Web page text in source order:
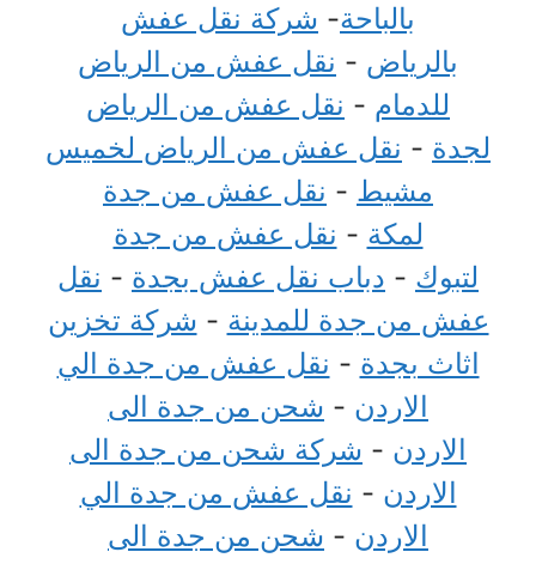
بالباحة- شركة نقل عفش
بالرياض - نقل عفش من الرياض
للدمام - نقل عفش من الرياض
لجدة - نقل عفش من الرياض لخميس
مشيط - نقل عفش من جدة
لمكة - نقل عفش من جدة
لتبوك - دباب نقل عفش بجدة - نقل
عفش من جدة للمدينة - شركة تخزين
اثاث بجدة - نقل عفش من جدة الي
الاردن - شحن من جدة الى
الاردن - شركة شحن من جدة الى
الاردن - نقل عفش من جدة الي
الاردن - شحن من جدة الى